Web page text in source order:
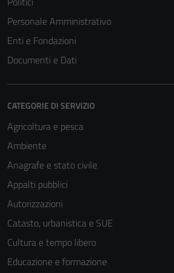
Personale Amministrativo
Enti e Fondazioni
Documenti e Dati
CATEGORIE DI SERVIZIO
Agricoltura e pesca
Ambiente
Anagrafe e stato civile
Appalti pubblici
Autorizzazioni
Catasto, urbanistica e SUE
Cultura e tempo libero
Educazione e formazione